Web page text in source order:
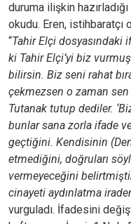
duruma ilişkin
okudu. Eren, istihbaratçı
“Tahir Elçi dosyasındaki
ki Tahir Elçi’yi biz
bilirsin. Biz seni rahat
çekmezsen o zaman sen
Tutanak tutup dediler.
bunlar sana zorla ifade
geçtiğini. Kendisinin
etmediğini, doğruları
vermeyeceğini
cinayeti aydınlatma
vurguladı. İfadesini